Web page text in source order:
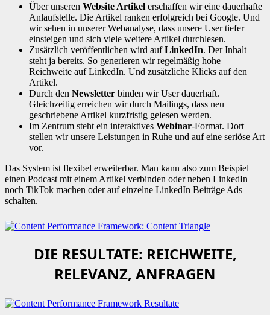
Über unseren Website Artikel erschaffen wir eine dauerhafte
Anlaufstelle. Die Artikel ranken erfolgreich bei Google. Und
wir sehen in unserer Webanalyse, dass unsere User tiefer
einsteigen und sich viele weitere Artikel durchlesen.
Zusätzlich veröffentlichen wird aufLinkedIn. Der Inhalt
steht ja bereits. So generieren wir regelmäßig hohe
Reichweite auf LinkedIn. Und zusätzliche Klicks auf den
Artikel.
Durch den Newsletter binden wir User dauerhaft.
Gleichzeitig erreichen wir durch Mailings, dass neu
geschriebene Artikel kurzfristig gelesen werden.
Im Zentrum steht ein interaktives Webinar-Format. Dort
stellen wir unsere Leistungen in Ruhe und auf eine seriöse Art
vor.
Das System ist flexibel erweiterbar. Man kann also zum Beispiel
einen Podcast mit einem Artikel verbinden oder neben LinkedIn
noch TikTok machen oder auf einzelne LinkedIn Beiträge Ads
schalten.
DIE RESULTATE: REICHWEITE,
RELEVANZ, ANFRAGEN